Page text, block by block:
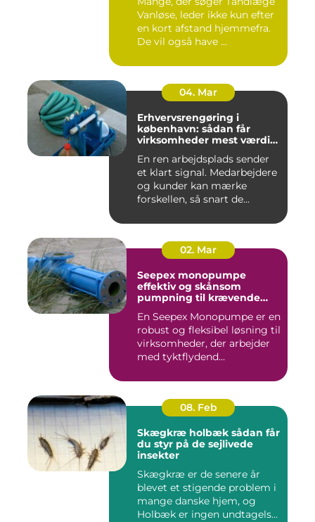
Vanløse, leder ikke kun efter
en kort afstand hjemmefra.
De vil også have ...
04. Mar
Erhvervsrengøring i
københavn: sådan får
virksomheder mest værdi
En ren arbejdsplads sender
et klart signal. Medarbejdere
og kunder kan mærke
forskellen, så snart de...
02. Mar
Seepex monopumpe
effektiv og skånsom
pumpning til krævende
En Seepex Monopumpe er en
robust og fleksibel løsning til
virksomheder, der arbejder
med tyktflydend...
08. Feb
Skægkræ holbæk sådan får
du styr på de sejlivede
insekter
Skægkræ er de senere år
blevet et stigende problem i
mange danske hjem, og
Holbæk er ingen undtagels...